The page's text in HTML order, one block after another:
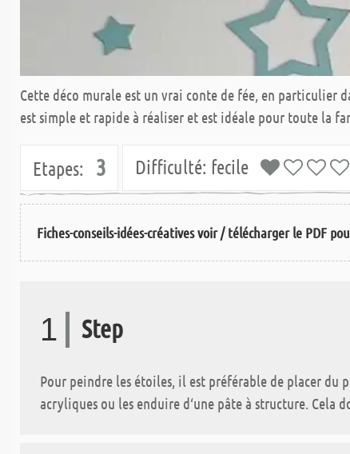
Cette déco murale est un vrai conte de fée, en particulier
est simple et rapide à réaliser et est idéale pour toute la
Etapes: 3 Difficulté: fecile
Fiches-conseils-idées-créatives voir / télécharger le PDF
1 Step
Pour peindre les étoiles, il est préférable de placer du
acryliques ou les enduire d‘une pâte à structure. Cela